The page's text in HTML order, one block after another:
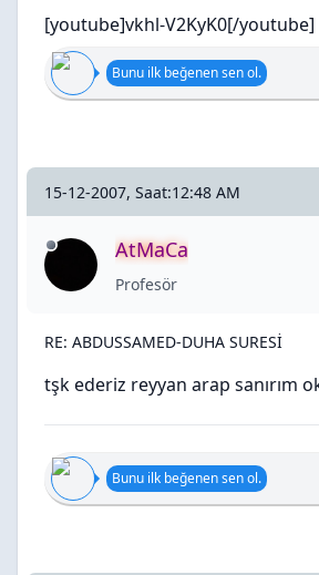
[youtube]vkhl-V2KyK0[/youtube]
Bunu ilk beğenen sen ol.
15-12-2007, Saat:12:48 AM
AtMaCa
Profesör
RE: ABDUSSAMED-DUHA SURESİ
tşk ederiz reyyan arap sanırım
Bunu ilk beğenen sen ol.